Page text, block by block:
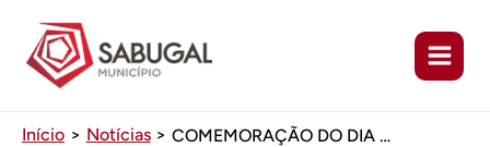
conteúdo
Início Notícias COMEMORAÇÃO DO DIA DOS AVÓS